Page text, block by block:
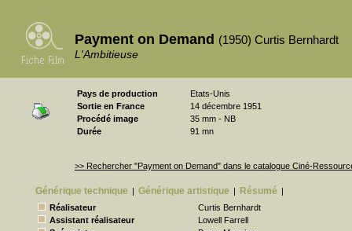
Payment on Demand (1950) Curtis Bernhardt
L'Ambitieuse
Pays de production
Etats-Unis
Sortie en France
14 décembre 1951
Procédé image
35 mm - NB
Durée
91 mn
>> Rechercher "Payment on Demand" dans le catalogue Ciné-
Générique technique | Générique artistique | Résumé |
Réalisateur
Curtis Bernhardt
Assistant réalisateur
Lowell Farrell